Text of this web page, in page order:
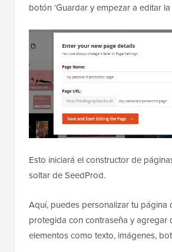
botón ‘Guardar y empezar a editar la
Esto iniciará el constructor de
soltar de SeedProd.
Aquí, puedes personalizar tu página
protegida con contraseña y agregar
elementos como texto, imágenes,